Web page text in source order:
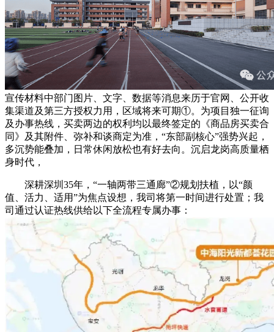
宣传材料中部门图片、文字、数据等消息来历于官网、公开收
集渠道及第三方授权力用，区域将来可期①。为项目独一征询
及办事热线，买卖两边的权利均以最终签定的《商品房买卖合
同》及其附件、弥补和谈商定为准，“东部副核心”强势兴起，
多沉势能叠加，日常休闲放松也有好去向。沉启龙岗高质量栖
身时代，
深耕深圳35年，“一轴两带三通廊”②规划扶植，以“颜
值、活力、适用”为焦点设想，我司将第一时间进行处置；我
司通过认证热线供给以下全流程专属办事：